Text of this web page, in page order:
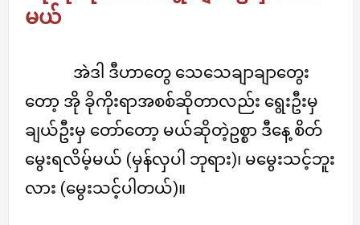
မယ်
အဲဒါ ဒီဟာတွေ သေသေချာချာတွေး
တော့ အို ခိုကိုးရာအစစ်ဆိုတာလည်း ရွေးဦးမှ
ချယ်ဦးမှ တော်တော့ မယ်ဆိုတဲ့ဥစ္စာ ဒီနေ့ စိတ်
မွေးရလိမ့်မယ် (မှန်လှပါ ဘုရား)၊ မမွေးသင့်ဘူး
လား (မွေးသင့်ပါတယ်)။